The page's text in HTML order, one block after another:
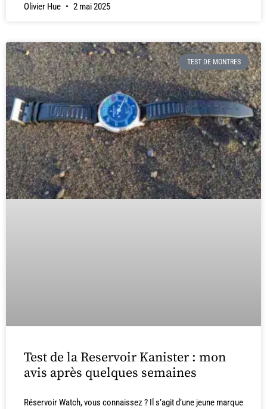
Olivier Hue 2 mai 2025
TEST DE MONTRES
Test de la Reservoir Kanister : mon
avis après quelques semaines
Réservoir Watch, vous connaissez ? Il s’agit d’une jeune marque